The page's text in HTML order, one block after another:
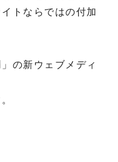
トならではの付加
の新ウェブメディ